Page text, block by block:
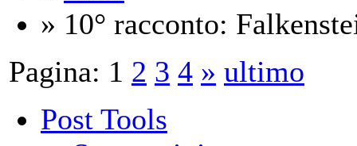
» 10° racconto:
Pagina: 1 2 3 4 » ultimo
Post Tools